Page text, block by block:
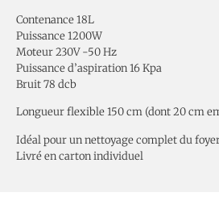
Contenance 18L
Puissance 1200W
Moteur 230V -50 Hz
Puissance d’aspiration 16 Kpa
Bruit 78 dcb
Longueur flexible 150 cm (dont 20 cm
Idéal pour un nettoyage complet du
Livré en carton individuel